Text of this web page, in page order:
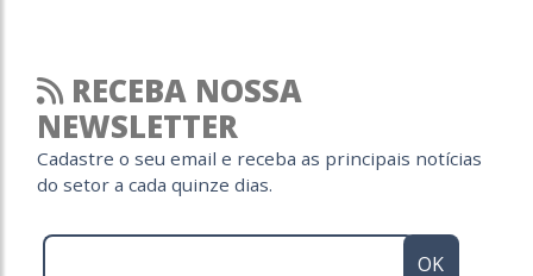
RECEBA NOSSA
NEWSLETTER
Cadastre o seu email e receba as principais notícias
do setor a cada quinze dias.